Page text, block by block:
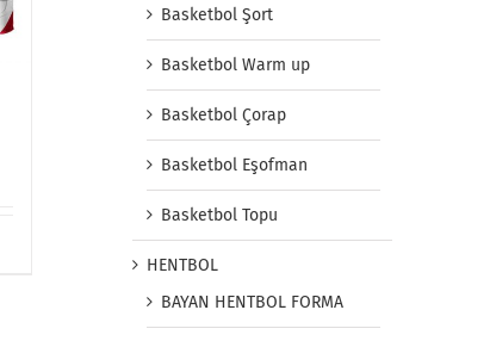
Basketbol Şort
Basketbol Warm up
Basketbol Çorap
Basketbol Eşofman
Basketbol Topu
HENTBOL
BAYAN HENTBOL FORMA